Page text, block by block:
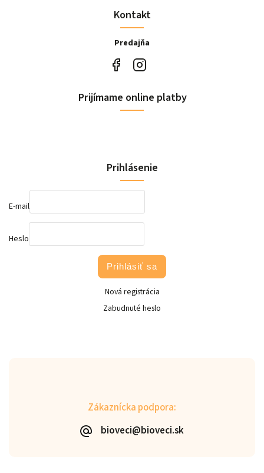
Zákaznícka podpora:
bioveci@bioveci.sk
Kontakt
Predajňa
Prijímame online platby
Prihlásenie
E-mail
Heslo
Prihlásiť sa
Nová registrácia
Zabudnuté heslo